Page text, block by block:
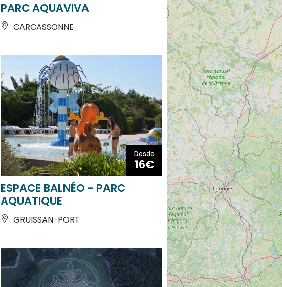
PARC AQUAVIVA
CARCASSONNE
Desde
16€
ESPACE BALNÉO - PARC
AQUATIQUE
GRUISSAN-PORT